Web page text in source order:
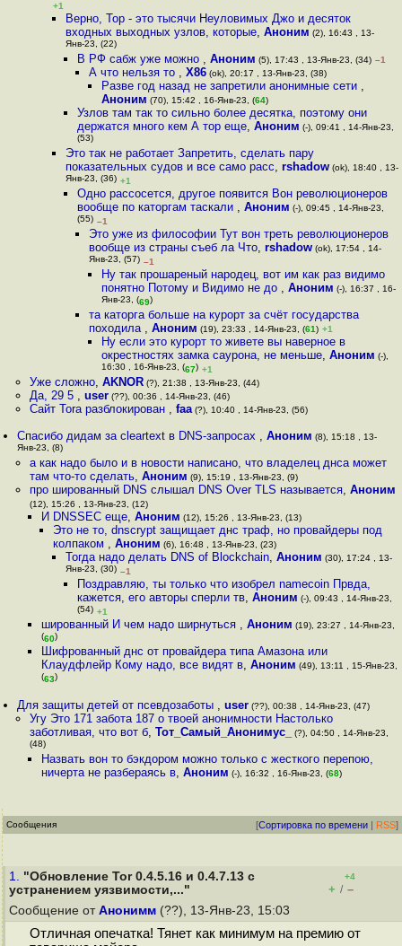
+1
Верно, Тор - это тысячи Неуловимых Джо и десяток
входных выходных узлов, которые, Аноним (2), 16:43 , 13-
Янв-23, (22)
В РФ сабж уже можно , Аноним (5), 17:43 , 13-Янв-23, (34) –1
А что нельзя то ,X86 (ok), 20:17 , 13-Янв-23, (38)
Разве год назад не запретили анонимные сети ,
Аноним (70), 15:42 , 16-Янв-23, (64)
Узлов там так то сильно более десятка, поэтому они
держатся много кем А тор еще, Аноним (-), 09:41 , 14-Янв-23,
(53)
Это так не работает Запретить, сделать пару
показательных судов и все само расс, rshadow(ok), 18:40 , 13-
Янв-23, (36) +1
Одно рассосется, другое появится Вон революционеров
вообще по каторгам таскали , Аноним (-), 09:45 , 14-Янв-23,
(55) –1
Это уже из философии Тут вон треть революционеров
вообще из страны съеб ла Что,rshadow (ok), 17:54 , 14-
Янв-23, (57) –1
Ну так прошареный народец, вот им как раз видимо
понятно Потому и Видимо не до , Аноним (-), 16:37 , 16-
Янв-23, (69)
та каторга больше на курорт за счёт государства
походила ,Аноним (19), 23:33 , 14-Янв-23, (61) +1
Ну если это курорт то живете вы наверное в
окрестностях замка саурона, не меньше, Аноним (-),
16:30 , 16-Янв-23, (67) +1
Уже сложно, AKNOR(?), 21:38 , 13-Янв-23, (44)
Да, 29 5 , user(??), 00:36 , 14-Янв-23, (46)
Сайт Torа разблокирован , faa(?), 10:40 , 14-Янв-23, (56)
Спасибо дидам за cleartext в DNS-запросах ,Аноним (8), 15:18 , 13-
Янв-23, (8)
а как надо было и в новости написано, что владелец днса может
там что-то сделать, Аноним (9), 15:19 , 13-Янв-23, (9)
про шированный DNS слышал DNS Over TLS называется, Аноним
(12), 15:26 , 13-Янв-23, (12)
И DNSSEC еще, Аноним (12), 15:26 , 13-Янв-23, (13)
Это не то, dnscrypt защищает днс траф, но провайдеры под
колпаком ,Аноним (6), 16:48 , 13-Янв-23, (23)
Тогда надо делать DNS of Blockchain, Аноним (30), 17:24 , 13-
Янв-23, (30) –1
Поздравляю, ты только что изобрел namecoin Првда,
кажется, его авторы сперли тв, Аноним (-), 09:43 , 14-Янв-23,
(54) +1
шированный И чем надо ширнуться , Аноним (19), 23:27 , 14-Янв-23,
(60)
Шифрованный днс от провайдера типа Амазона или
Клаудфлейр Кому надо, все видят в, Аноним (49), 13:11 , 15-Янв-23,
(63)
Для защиты детей от псевдозаботы ,user (??), 00:38 , 14-Янв-23, (47)
Угу Это 171 забота 187 о твоей анонимности Настолько
заботливая, что вот б, Тот_Самый_Анонимус_ (?), 04:50 , 14-Янв-23,
(48)
Назвать вон то бэкдором можно только с жесткого перепою,
ничерта не разбераясь в, Аноним (-), 16:32 , 16-Янв-23, (68)
Сообщения [Сортировка по времени | RSS]
1. "Обновление Tor 0.4.5.16 и 0.4.7.13 с
устранением уязвимости,..."
+4
+ / –
Сообщение от Анонимм (??), 13-Янв-23, 15:03
Отличная опечатка! Тянет как минимум на премию от